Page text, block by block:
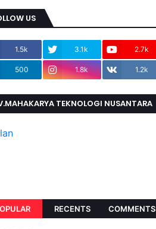
US
1.5k 3.1k 2.7k
500 1.8k 1.2k
TEKNOLOGI NUSANTARA
RECENTS COMMENTS